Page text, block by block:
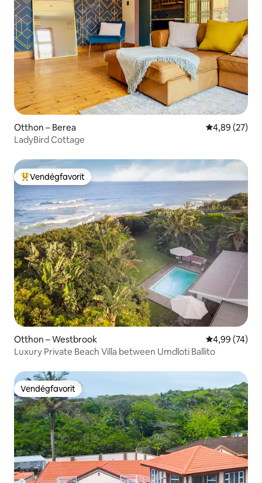
Otthon – Berea Átlagos
4,89 (27)
LadyBird Cottage
Kiemelt vendégfavorit
Vendégfavorit
Otthon – Westbrook Átlagos
4,99 (74)
Luxury Private Beach Villa between Umdloti Ballito
Vendégfavorit
Vendégfavorit